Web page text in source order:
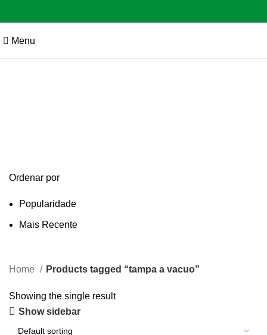
Menu
Ordenar por
Popularidade
Mais Recente
Home Products tagged “tampa a vacuo”
Showing the single result
Show sidebar